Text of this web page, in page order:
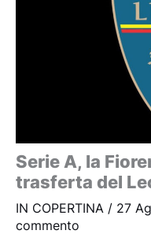
Serie A, la
trasferta del
IN COPERTINA / 27
commento